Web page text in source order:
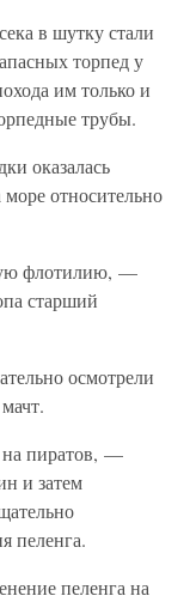
в шутку стали
торпед у
им только и
трубы.
оказалась
относительно
флотилию, —
старший
осмотрели
пиратов, —
и затем
пеленга.
пеленга на